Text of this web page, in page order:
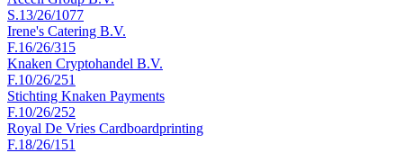
S.13/26/1077
Irene's Catering B.V.
F.16/26/315
Knaken Cryptohandel B.V.
F.10/26/251
Stichting Knaken Payments
F.10/26/252
Royal De Vries Cardboardprinting
F.18/26/151